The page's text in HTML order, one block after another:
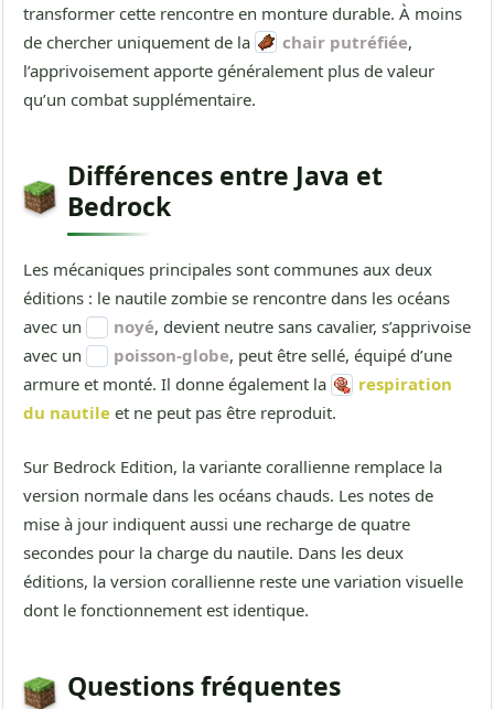
transformer cette rencontre en monture durable. À moins
de chercher uniquement de la
chair putréfiée,
l’apprivoisement apporte généralement plus de valeur
qu’un combat supplémentaire.
Différences entre Java et
Bedrock
Les mécaniques principales sont communes aux deux
éditions : le nautile zombie se rencontre dans les océans
avec un
noyé, devient neutre sans cavalier, s’apprivoise
avec un
poisson-globe, peut être sellé, équipé d’une
armure et monté. Il donne également la
respiration
du nautile et ne peut pas être reproduit.
Sur Bedrock Edition, la variante corallienne remplace la
version normale dans les océans chauds. Les notes de
mise à jour indiquent aussi une recharge de quatre
secondes pour la charge du nautile. Dans les deux
éditions, la version corallienne reste une variation visuelle
dont le fonctionnement est identique.
Questions fréquentes